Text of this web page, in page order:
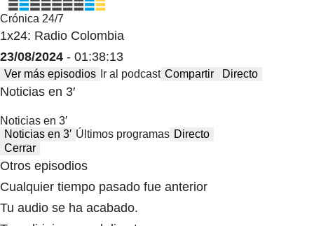
Crónica 24/7
1x24: Radio Colombia
23/08/2024 - 01:38:13
Ver más episodios Ir al podcast Compartir Directo
Noticias en 3′
Noticias en 3′
Noticias en 3′ Últimos programas Directo
Cerrar
Otros episodios
Cualquier tiempo pasado fue anterior
Tu audio se ha acabado.